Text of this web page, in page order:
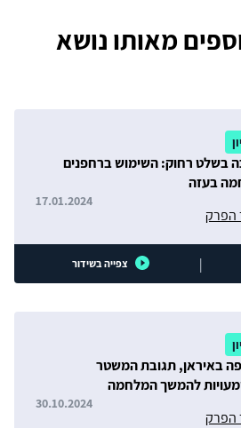
מאותו נושא
בשלט רחוק: השימוש ברחפנים
בעזה
הפרק
17.01.2024
| צפייה בשידור
באיראן, תגובת המשטר
להמשך המלחמה
הפרק
30.10.2024